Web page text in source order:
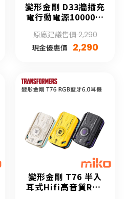
變形金剛 D33牆插充
電行動電源10000容
原廠建議售價 2,290
現金優惠價 2,290
變形金剛 T76 半入
耳式Hifi高音質RGB